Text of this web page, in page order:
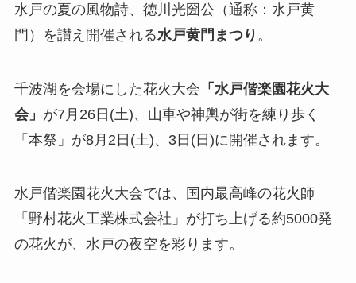
水戸の夏の風物詩、徳川光圀公（通称：水戸黄
門）を讃え開催される水戸黄門まつり 。
千波湖を会場にした花火大会 「水戸偕楽園花火大
会」 が7月26日(土)、山車や神輿が街を練り歩く
「本祭」が8月2日(土)、3日(日)に開催されます。
水戸偕楽園花火大会では、国内最高峰の花火師
「野村花火工業株式会社」が打ち上げる約5000発
の花火が、水戸の夜空を彩ります。